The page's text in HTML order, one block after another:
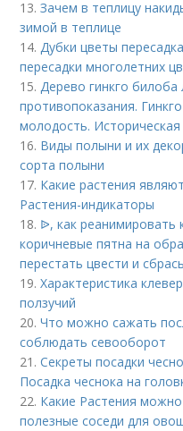
13.Зачем в теплицу
зимой в теплице
14.Дубки цветы
пересадки многолетних
15.Дерево гинкго
противопоказания.
молодость. Историческая
16. Виды полыни и их
сорта полыни
17. Какие растения
Растения-индикаторы
18. ᐉ, как реанимировать
коричневые пятна на
перестать цвести и
19.Характеристика
ползучий
20.Что можно сажать
соблюдать севооборот
21.Секреты посадки
Посадка чеснока на
22. Какие Растения
полезные соседи для